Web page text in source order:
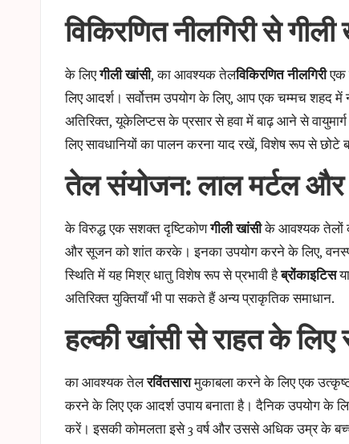
विकिरणित नीलगिरी से
के लिएगीली खांसी, का आवश्यक तेलविकिरणित नीलगिरीएक
लिए आदर्श। सर्वोत्तम उपयोग के लिए, आप एक चम्मच शहद
अतिरिक्त, यूकेलिप्टस के प्रसार से हवा में बाढ़ आने से
लिए सावधानियों का पालन करना याद रखें, विशेष रूप से
तेल संयोजन: लाल मर्टल और
के विरुद्ध एक सशक्त दृष्टिकोणगीली खांसीके आवश्यक तेलों
और सूजन को शांत करके। इनका उपयोग करने के लिए,
स्थिति में यह मिश्र धातु विशेष रूप से प्रभावी हैब्रोंकाइटिस
अतिरिक्त युक्तियाँ भी पा सकते हैंअन्य प्राकृतिक समाधान.
हल्की खांसी से राहत के लिए
का आवश्यक तेलरविंतसारामुकाबला करने के लिए एक
करने के लिए एक आदर्श उपाय बनाता है। दैनिक उपयोग के
करें। इसकी कोमलता इसे 3 वर्ष और उससे अधिक उम्र के